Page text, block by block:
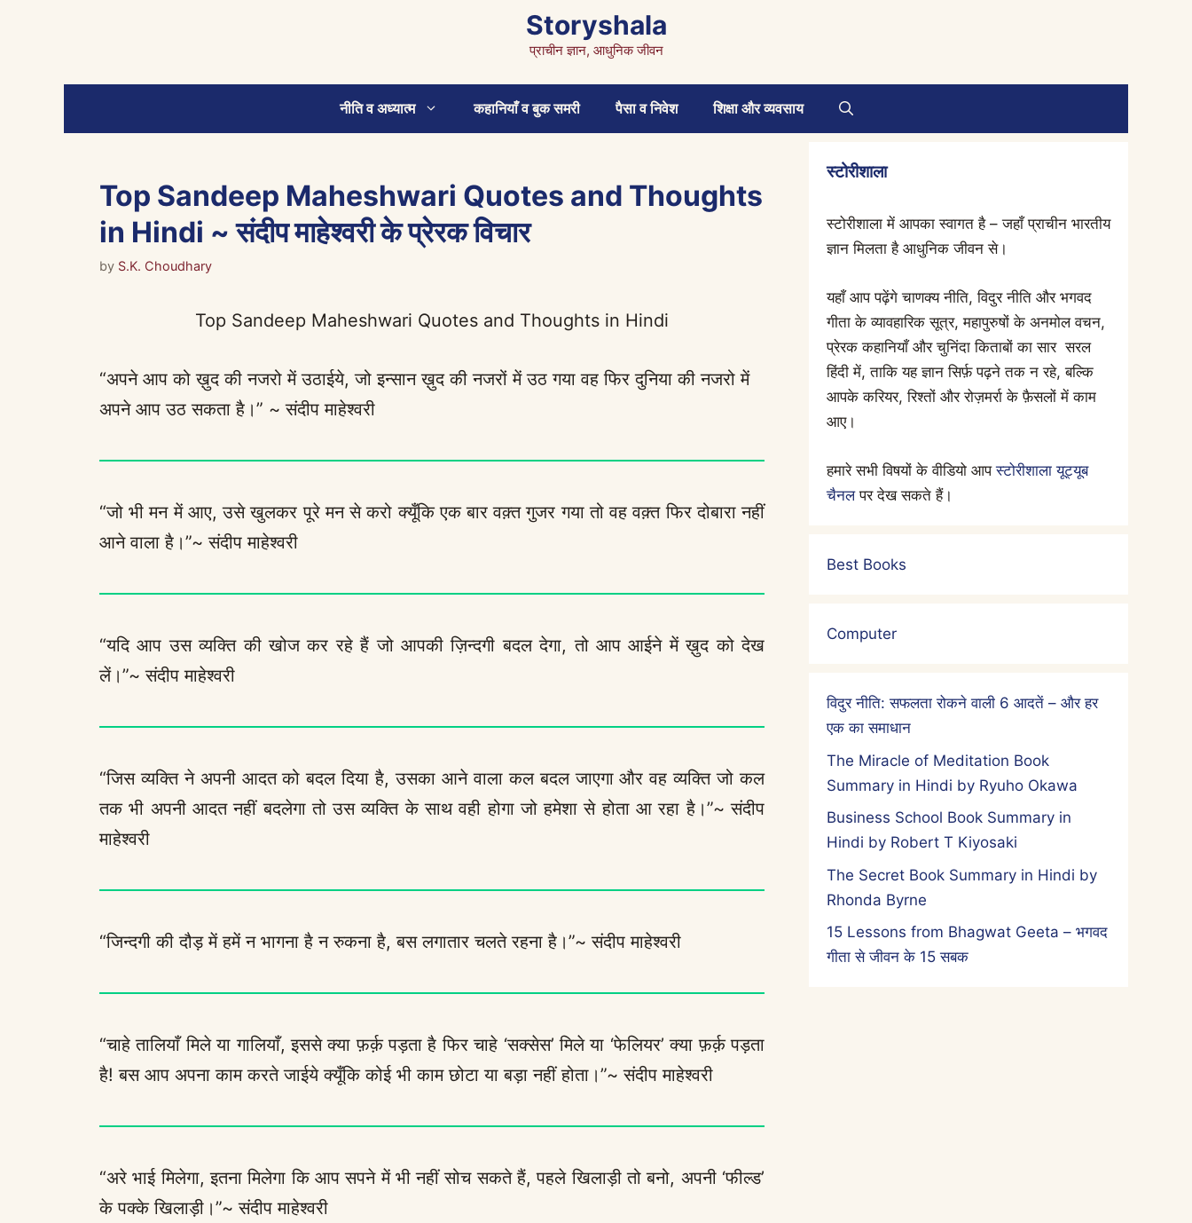
Storyshala
प्राचीन ज्ञान, आधुनिक जीवन
नीति व अध्यात्म कहानियाँ व बुक समरी पैसा व निवेश शिक्षा और व्यवसाय
Top Sandeep Maheshwari Quotes and Thoughts
in Hindi ~ संदीप माहेश्वरी के प्रेरक विचार
by S.K. Choudhary
Top Sandeep Maheshwari Quotes and Thoughts in Hindi
“अपने आप को ख़ुद की नजरो में उठाईये, जो इन्सान ख़ुद की नजरों में उठ गया वह फिर दुनिया की नजरो में
अपने आप उठ सकता है।” ~ संदीप माहेश्वरी
“जो भी मन में आए, उसे खुलकर पूरे मन से करो क्यूँकि एक बार वक़्त गुजर गया तो वह वक़्त फिर दोबारा नहीं
आने वाला है।”~ संदीप माहेश्वरी
“यदि आप उस व्यक्ति की खोज कर रहे हैं जो आपकी ज़िन्दगी बदल देगा, तो आप आईने में ख़ुद को देख
लें।”~ संदीप माहेश्वरी
“जिस व्यक्ति ने अपनी आदत को बदल दिया है, उसका आने वाला कल बदल जाएगा और वह व्यक्ति जो कल
तक भी अपनी आदत नहीं बदलेगा तो उस व्यक्ति के साथ वही होगा जो हमेशा से होता आ रहा है।”~ संदीप
माहेश्वरी
“जिन्दगी की दौड़ में हमें न भागना है न रुकना है, बस लगातार चलते रहना है।”~ संदीप माहेश्वरी
“चाहे तालियाँ मिले या गालियाँ, इससे क्या फ़र्क़ पड़ता है फिर चाहे ‘सक्सेस’ मिले या ‘फेलियर’ क्या फ़र्क़ पड़ता
है! बस आप अपना काम करते जाईये क्यूँकि कोई भी काम छोटा या बड़ा नहीं होता।”~ संदीप माहेश्वरी
“अरे भाई मिलेगा, इतना मिलेगा कि आप सपने में भी नहीं सोच सकते हैं, पहले खिलाड़ी तो बनो, अपनी ‘फील्ड’
के पक्के खिलाड़ी।”~ संदीप माहेश्वरी
स्टोरीशाला
स्टोरीशाला में आपका स्वागत है – जहाँ प्राचीन भारतीय
ज्ञान मिलता है आधुनिक जीवन से।
यहाँ आप पढ़ेंगे चाणक्य नीति, विदुर नीति और भगवद
गीता के व्यावहारिक सूत्र, महापुरुषों के अनमोल वचन,
प्रेरक कहानियाँ और चुनिंदा किताबों का सार सरल
हिंदी में, ताकि यह ज्ञान सिर्फ़ पढ़ने तक न रहे, बल्कि
आपके करियर, रिश्तों और रोज़मर्रा के फ़ैसलों में काम
आए।
हमारे सभी विषयों के वीडियो आपस्टोरीशाला यूट्यूब
चैनलपर देख सकते हैं।
Best Books
Computer
विदुर नीति: सफलता रोकने वाली 6 आदतें – और हर
एक का समाधान
The Miracle of Meditation Book
Summary in Hindi by Ryuho Okawa
Business School Book Summary in
Hindi by Robert T Kiyosaki
The Secret Book Summary in Hindi by
Rhonda Byrne
15 Lessons from Bhagwat Geeta – भगवद
गीता से जीवन के 15 सबक